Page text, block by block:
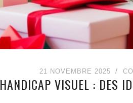
21 NOVEMBRE 2025
HANDICAP VISUEL : DES